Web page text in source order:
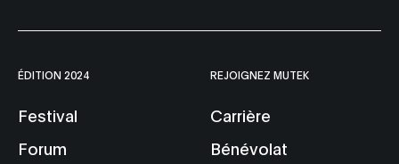
ÉDITION 2024
Festival
Forum
REJOIGNEZ MUTEK
Carrière
Bénévolat